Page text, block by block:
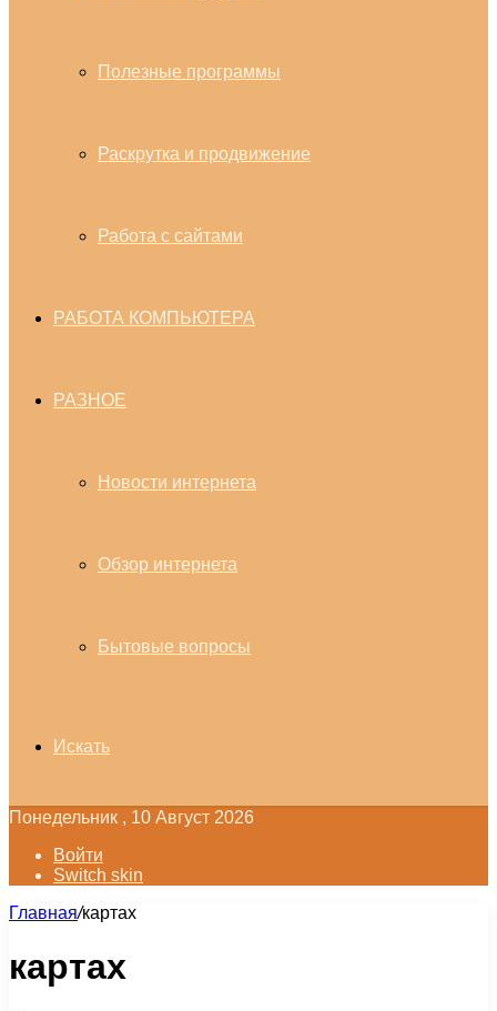
Полезные программы
Раскрутка и продвижение
Работа с сайтами
РАБОТА КОМПЬЮТЕРА
РАЗНОЕ
Новости интернета
Обзор интернета
Бытовые вопросы
Искать
Понедельник , 10 Август 2026
Войти
Switch skin
Главная/картах
картах